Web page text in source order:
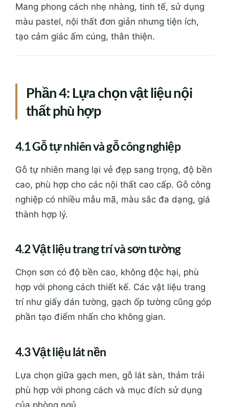
Mang phong cách nhẹ nhàng, tinh tế, sử dụng
màu pastel, nội thất đơn giản nhưng tiện ích,
tạo cảm giác ấm cúng, thân thiện.
Phần 4: Lựa chọn vật liệu nội
thất phù hợp
4.1 Gỗ tự nhiên và gỗ công nghiệp
Gỗ tự nhiên mang lại vẻ đẹp sang trọng, độ bền
cao, phù hợp cho các nội thất cao cấp. Gỗ công
nghiệp có nhiều mẫu mã, màu sắc đa dạng, giá
thành hợp lý.
4.2 Vật liệu trang trí và sơn tường
Chọn sơn có độ bền cao, không độc hại, phù
hợp với phong cách thiết kế. Các vật liệu trang
trí như giấy dán tường, gạch ốp tường cũng góp
phần tạo điểm nhấn cho không gian.
4.3 Vật liệu lát nền
Lựa chọn giữa gạch men, gỗ lát sàn, thảm trải
phù hợp với phong cách và mục đích sử dụng
của phòng ngủ.